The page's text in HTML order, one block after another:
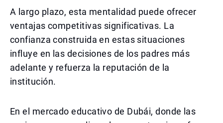
A largo plazo, esta mentalidad puede ofrecer
ventajas competitivas significativas. La
confianza construida en estas situaciones
influye en las decisiones de los padres más
adelante y refuerza la reputación de la
institución.
En el mercado educativo de Dubái, donde las